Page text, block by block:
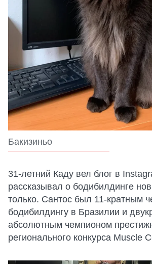
Бакизиньо
31-летний Каду вел блог в
рассказывал о бодибилдинге
только. Сантос был 11-кратным
бодибилдингу в Бразилии и
абсолютным чемпионом
регионального конкурса Muscle